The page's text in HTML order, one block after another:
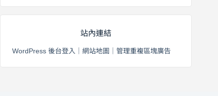
站內連結
WordPress 後台登入 網站地圖 管理重複區塊廣告